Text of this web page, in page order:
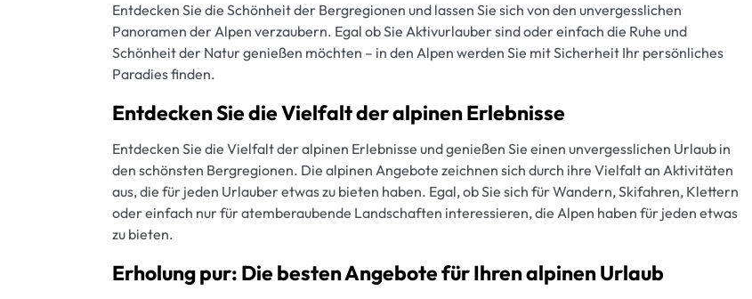
Entdecken Sie die Schönheit der Bergregionen und lassen Sie sich von den unvergesslichen
Panoramen der Alpen verzaubern. Egal ob Sie Aktivurlauber sind oder einfach die Ruhe und
Schönheit der Natur genießen möchten – in den Alpen werden Sie mit Sicherheit Ihr persönliches
Paradies finden.
Entdecken Sie die Vielfalt der alpinen Erlebnisse
Entdecken Sie die Vielfalt der alpinen Erlebnisse und genießen Sie einen unvergesslichen Urlaub in
den schönsten Bergregionen. Die alpinen Angebote zeichnen sich durch ihre Vielfalt an Aktivitäten
aus, die für jeden Urlauber etwas zu bieten haben. Egal, ob Sie sich für Wandern, Skifahren, Klettern
oder einfach nur für atemberaubende Landschaften interessieren, die Alpen haben für jeden etwas
zu bieten.
Erholung pur: Die besten Angebote für Ihren alpinen Urlaub